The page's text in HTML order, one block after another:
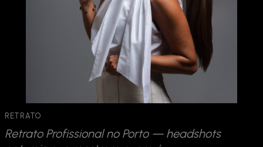
RETRATO
Retrato Profissional no Porto — headshots